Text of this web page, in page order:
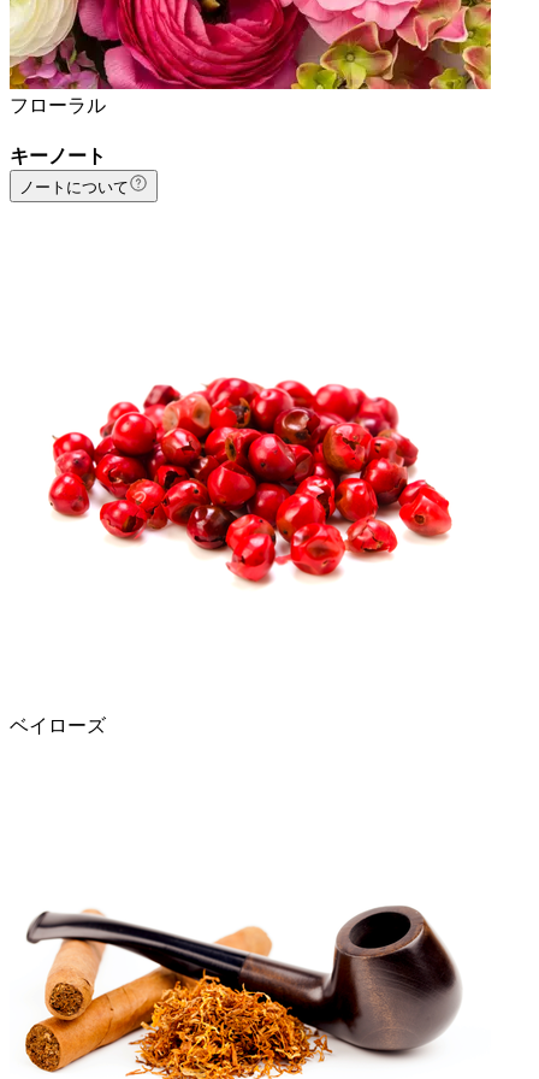
フローラル
キーノート
ノートについて
ベイローズ